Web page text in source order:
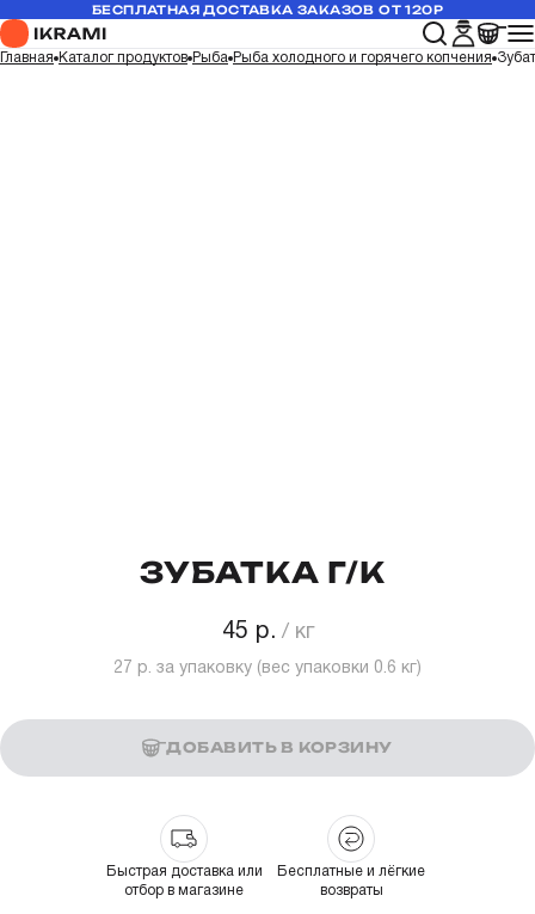
БЕСПЛАТНАЯ ДОСТАВКА ЗАКАЗОВ ОТ 120Р
Главная Каталог продуктов Рыба Рыба холодного и горячего копчения
ЗУБАТКА Г/К
45 р.
27 р. за упаковку (вес упаковки 0.6 кг)
ДОБАВИТЬ В КОРЗИНУ
Быстрая доставка или
отбор в магазине
Бесплатные и лёгкие
возвраты